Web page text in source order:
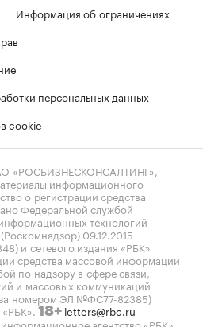
Информация об ограничениях
персональных данных
cookie
«РОСБИЗНЕСКОНСАЛТИНГ»,
информационного
о регистрации средства
Федеральной службой
технологий
09.12.2015
и сетевого издания «РБК»
средства массовой информации
по надзору в сфере связи,
и массовых коммуникаций
за номером ЭЛ №ФС77-82385)
18+ letters@rbc.ru
агентство «РБК».